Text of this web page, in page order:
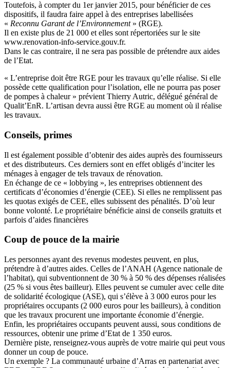
Toutefois, à compter du 1er janvier 2015, pour bénéficier de ces
dispositifs, il faudra faire appel à des entreprises labellisées
« Reconnu Garant de l’Environnement» (RGE).
Il en existe plus de 21 000 et elles sont répertoriées sur le site
www.renovation-info-service.gouv.fr.
Dans le cas contraire, il ne sera pas possible de prétendre aux aides
de l’Etat.
« L’entreprise doit être RGE pour les travaux qu’elle réalise. Si elle
possède cette qualification pour l’isolation, elle ne pourra pas poser
de pompes à chaleur » prévient Thierry Autric, délégué général de
Qualit’EnR. L’artisan devra aussi être RGE au moment où il réalise
les travaux.
Conseils, primes
Il est également possible d’obtenir des aides auprès des fournisseurs
et des distributeurs. Ces derniers sont en effet obligés d’inciter les
ménages à engager de tels travaux de rénovation.
En échange de ce « lobbying », les entreprises obtiennent des
certificats d’économies d’énergie (CEE). Si elles ne remplissent pas
les quotas exigés de CEE, elles subissent des pénalités. D’où leur
bonne volonté. Le propriétaire bénéficie ainsi de conseils gratuits et
parfois d’aides financières
Coup de pouce de la mairie
Les personnes ayant des revenus modestes peuvent, en plus,
prétendre à d’autres aides. Celles de l’ANAH (Agence nationale de
l’habitat), qui subventionnent de 30 % à 50 % des dépenses réalisées
(25 % si vous êtes bailleur). Elles peuvent se cumuler avec celle dite
de solidarité écologique (ASE), qui s’élève à 3 000 euros pour les
propriétaires occupants (2 000 euros pour les bailleurs), à condition
que les travaux procurent une importante économie d’énergie.
Enfin, les propriétaires occupants peuvent aussi, sous conditions de
ressources, obtenir une prime d’Etat de 1 350 euros.
Dernière piste, renseignez-vous auprès de votre mairie qui peut vous
donner un coup de pouce.
Un exemple ? La communauté urbaine d’Arras en partenariat avec